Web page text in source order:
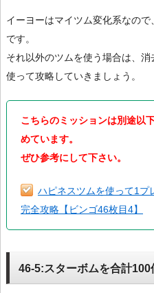
イーヨーはマイツム変化系なの
です。
それ以外のツムを使う場合は、
使って攻略していきましょう。
こちらのミッションは別途以
めています。
ぜひ参考にして下さい。
ハピネスツムを使って1プ
完全攻略【ビンゴ46枚目4】
46-5:スターボムを合計100